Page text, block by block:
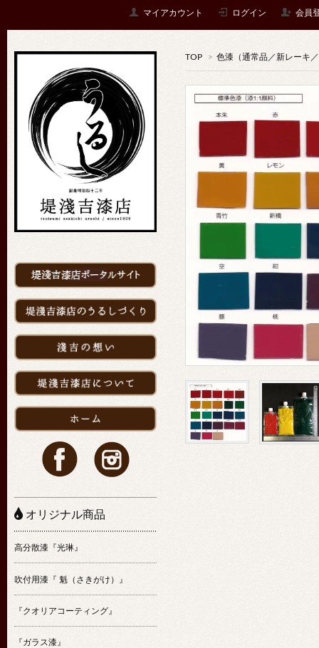
マイアカウント ログイン 会員
TOP > 色漆（通常品／新レーキ
オリジナル商品
高分散漆『光琳』
吹付用漆『 魁（さきがけ）』
『クオリアコーティング』
『ガラス漆』